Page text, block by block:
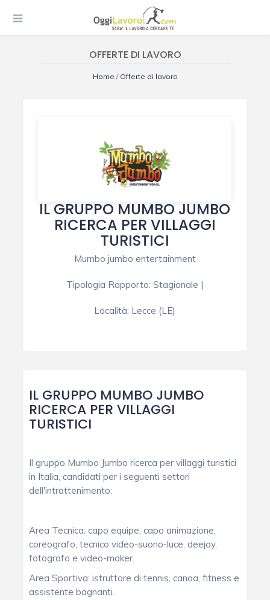
OFFERTE DI LAVORO
Home / Offerte di lavoro
IL GRUPPO MUMBO JUMBO
RICERCA PER VILLAGGI
TURISTICI
Mumbo jumbo entertainment
Tipologia Rapporto:Stagionale |
Località: Lecce (LE)
IL GRUPPO MUMBO JUMBO
RICERCA PER VILLAGGI
TURISTICI
Il gruppo Mumbo Jumbo ricerca per villaggi turistici
in Italia, candidati per i seguenti settori
dell'intrattenimento:
Area Tecnica: capo equipe, capo animazione,
coreografo, tecnico video-suono-luce, deejay,
fotografo e video-maker.
Area Sportiva: istruttore di tennis, canoa, fitness e
assistente bagnanti.